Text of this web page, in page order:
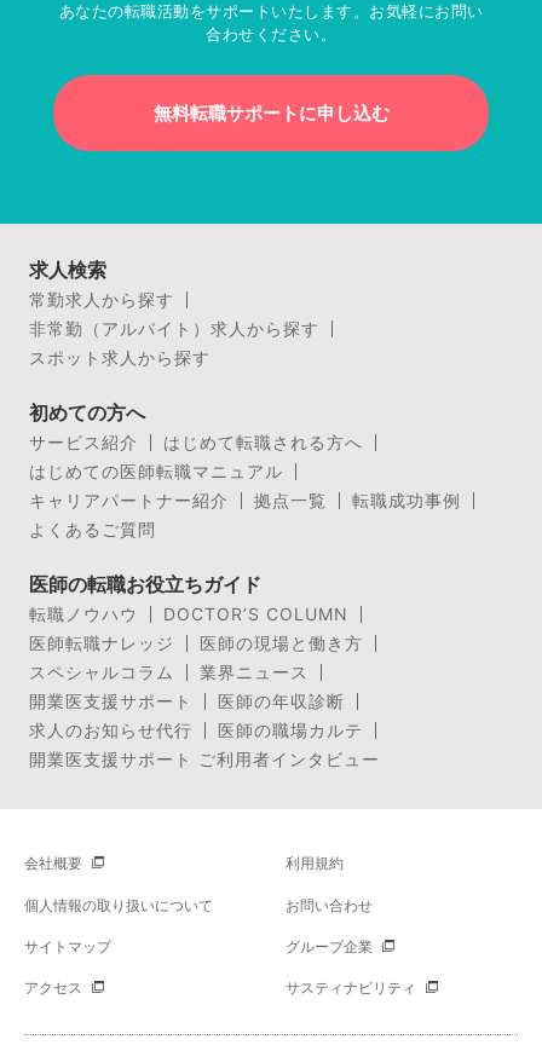
あなたの転職活動をサポートいたします。お気軽にお問い
合わせください。
無料転職サポートに申し込む
求人検索
常勤求人から探す
非常勤（アルバイト）求人から探す
スポット求人から探す
初めての方へ
サービス紹介
はじめて転職される方へ
はじめての医師転職マニュアル
キャリアパートナー紹介
拠点一覧
転職成功事例
よくあるご質問
医師の転職お役立ちガイド
転職ノウハウ
DOCTOR’S COLUMN
医師転職ナレッジ
医師の現場と働き方
スペシャルコラム
業界ニュース
開業医支援サポート
医師の年収診断
求人のお知らせ代行
医師の職場カルテ
開業医支援サポート ご利用者インタビュー
会社概要 利用規約
個人情報の取り扱いについて お問い合わせ
サイトマップ グループ企業
アクセス サスティナビリティ